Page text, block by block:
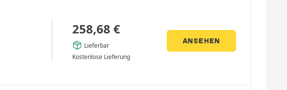
258,68 €
Lieferbar
Kostenlose Lieferung
ANSEHEN